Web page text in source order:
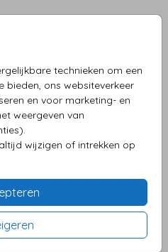
technieken om een
bieden, ons websiteverkeer
en voor marketing- en
weergeven van
wijzigen of intrekken op
X 22
Prijs:€ 0,69